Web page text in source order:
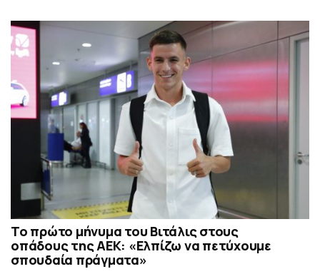
Το πρώτο μήνυμα του Βιτάλις στους
οπάδους της ΑΕΚ: «Ελπίζω να πετύχουμε
σπουδαία πράγματα»